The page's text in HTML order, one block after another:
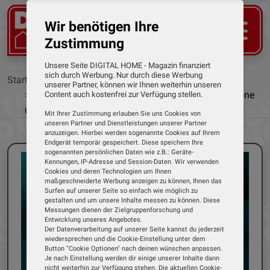
Startseite
News
Fußbodenheizungen komfortabel per Smartphone
und App steuern
Wir benötigen Ihre
Zustimmung
Unsere Seite DIGITAL HOME - Magazin finanziert
sich durch Werbung. Nur durch diese Werbung
unserer Partner, können wir Ihnen weiterhin unseren
Content auch kostenfrei zur Verfügung stellen.
Mit Ihrer Zustimmung erlauben Sie uns Cookies von
unseren Partner und Dienstleistungen unserer Partner
anzuzeigen. Hierbei werden sogenannte Cookies auf Ihrem
Endgerät temporär gespeichert. Diese speichern Ihre
sogenannten persönlichen Daten wie z.B.: Geräte-
Kennungen, IP-Adresse und Session-Daten. Wir verwenden
Cookies und deren Technologien um Ihnen
maßgeschneiderte Werbung anzeigen zu können, Ihnen das
Surfen auf unserer Seite so einfach wie möglich zu
gestalten und um unsere Inhalte messen zu können. Diese
Messungen dienen der Zielgruppenforschung und
Entwicklung unseres Angebotes.
Der Datenverarbeitung auf unserer Seite kannst du jederzeit
wiedersprechen und die Cookie-Einstellung unter dem
Button "Cookie Optionen" nach deinen wünschen anpassen.
Je nach Einstellung werden dir einige unserer Inhalte dann
nicht weiterhin zur Verfügung stehen. Die aktuellen Cookie-